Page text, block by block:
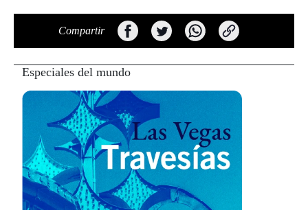
Compartir
Especiales del mundo